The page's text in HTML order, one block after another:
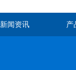
新闻资讯 产